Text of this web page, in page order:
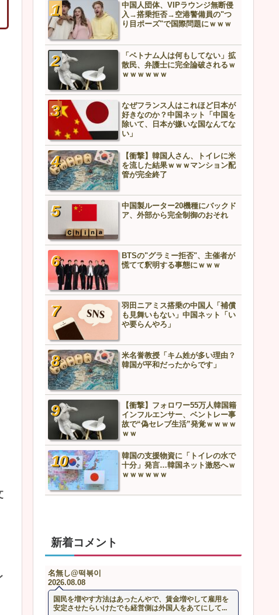
中国人団体、VIPラウンジ無断侵
入→搭乗拒否→空港警備員の"つ
り目ポーズ"で国際問題にｗｗｗ
「ベトナム人は何もしてない」拡
散民、弁護士に完全論破されるｗ
ｗｗｗｗｗｗ
なぜフランス人はこれほど日本が
好きなのか？中国ネット「中国を
除いて、日本が嫌いな国なんてな
い」
【衝撃】韓国人さん、トイレに米
を流した結果ｗｗｗマンション配
管が完全終了
中国製ルーター20機種にバックド
ア、外部から完全制御のおそれ
BTSの"グラミー拒否"、主催者が
慌てて釈明する事態にｗｗｗ
羽田ニアミス搭乗の中国人「補償
も見舞いもない」中国ネット「い
や要らんやろ」
米名誉教授「キム姓が多い理由？
韓国が平和だったからです」
【衝撃】フォロワー55万人韓国籍
インフルエンサー、ベントレー事
故で“偽セレブ生活”発覚ｗｗｗｗ
ｗｗ
韓国の支援物資に「トイレの水で
十分」発言…韓国ネット激怒へｗ
ｗｗｗｗｗｗ
スズメを1億羽駆除した中国
上最悪の結末へ…
中国人団体、VIPラウンジ無
入→搭乗拒否→空港警備員
「ベトナム人は何もしてな
散民、弁護士に完全論破さ
ｗｗｗｗｗｗ
なぜフランス人はこれほど
好きなのか？中国ネット「
【衝撃】韓国人さん、トイ
を流した結果ｗｗｗマンシ
中国製ルーター20機種にバ
ア、外部から完全制御のお
中国外務省、フィリピンに
告「利用されるだけだ」→
BTSの"グラミー拒否"、主
慌てて釈明する事態にｗｗｗ
【悲報】中国兵器、ガチ実
ッキが剥がれる…責任者の
こちら
羽田ニアミス搭乗の中国人
も見舞いもない」中国ネッ
新着コメント
名無し@떡볶이
2026.08.08
国民を増やす方法はあったんやで、賃金増やして雇用を
安定させたらいけたでも経営側は外国人をあてにして...